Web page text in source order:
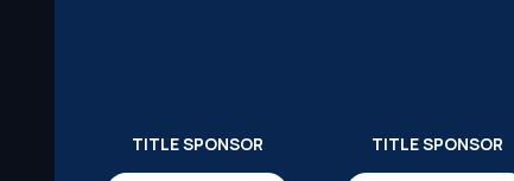
TITLE SPONSOR TITLE SPONSOR